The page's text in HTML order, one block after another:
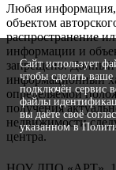
Сайт использует
чтобы сделать
подключён сервис
файлы
вы даёте своё
указанном в
Любая информация,
объектом
распространение
информации и
запрещено. Данный
информационный
определяемой
получения
недвижимости
центра.